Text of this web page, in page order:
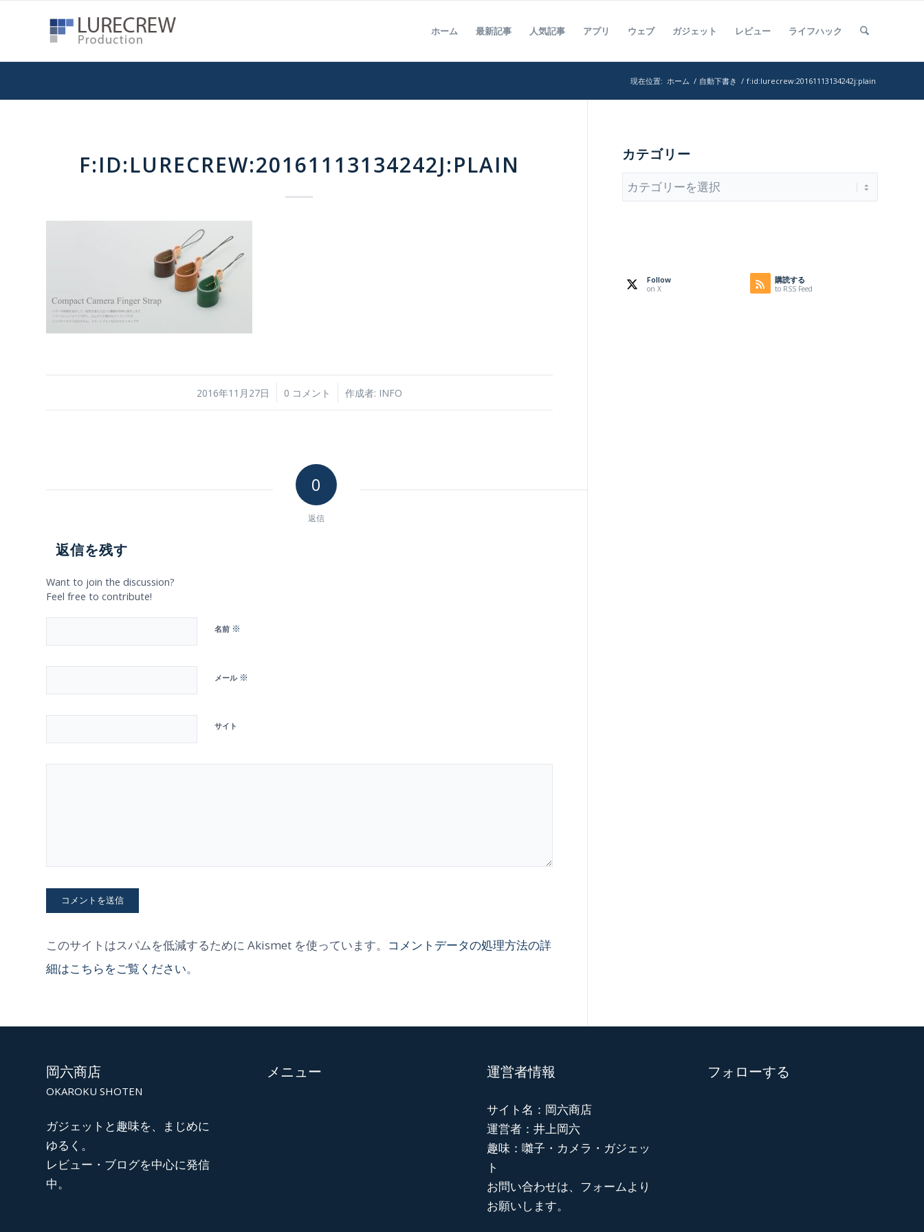
ホーム 最新記事 人気記事 アプリ ウェブ ガジェット レビュー ライフハック
現在位置: ホーム / 自動下書き / f:id:lurecrew:20161113134242j:plain
F:ID:LURECREW:20161113134242J:PLAIN
2016年11月27日
/ 0 コメント
/ 作成者: INFO
0
返信
返信を残す
Want to join the discussion?
Feel free to contribute!
名前 ※
メール ※
サイト
このサイトはスパムを低減するために Akismet を使っています。 コメントデータの処理方法の詳
細はこちらをご覧ください。
カテゴリー
カ
テ
Follow
on X
購読する
to RSS Feed
岡六商店
OKAROKU SHOTEN
ガジェットと趣味を、まじめに
ゆるく。
レビュー・ブログを中心に発信
中。
メニュー 運営者情報
サイト名：岡六商店
運営者：井上岡六
趣味：囃子・カメラ・ガジェッ
ト
お問い合わせは、フォームより
お願いします。
フォローする